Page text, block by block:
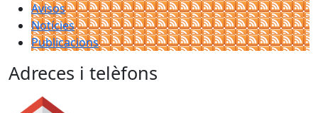
Avisos
Notícies
Publicacions
Adreces i telèfons